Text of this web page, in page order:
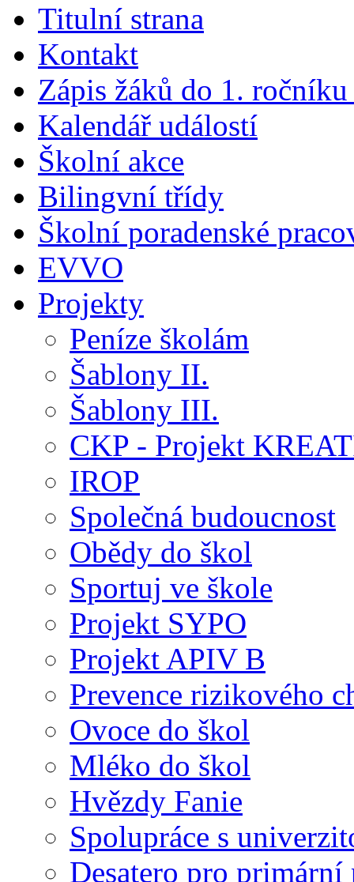
Titulní strana
Kontakt
Zápis žáků do 1.
Kalendář událostí
Školní akce
Bilingvní třídy
Školní poradenské
EVVO
Projekty
Peníze školám
Šablony II.
Šablony III.
CKP - Projekt
IROP
Společná budoucnost
Obědy do škol
Sportuj ve škole
Projekt SYPO
Projekt APIV B
Prevence rizikového
Ovoce do škol
Mléko do škol
Hvězdy Fanie
Spolupráce s
Desatero pro primární